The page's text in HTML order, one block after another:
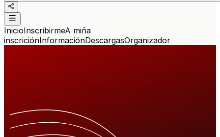
InicioInscribirmeA miña
inscriciónInformaciónDescargasOrganizador